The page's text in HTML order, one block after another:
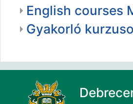
English courses
Gyakorló